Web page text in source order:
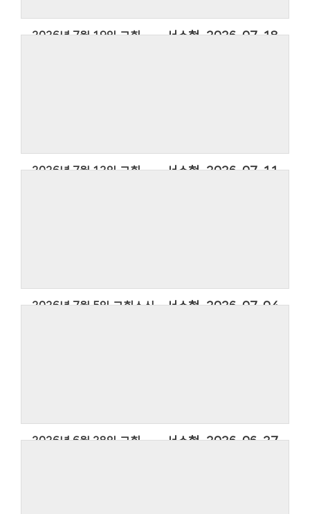
2026년 7월 19일 교회소식 2026-07-18
서수현
2026년 7월 12일 교회소식 2026-07-11
서수현
2026년 7월 5일 교회소식 2026-07-04
서수현
2026년 6월 28일 교회소식 2026-06-27
서수현